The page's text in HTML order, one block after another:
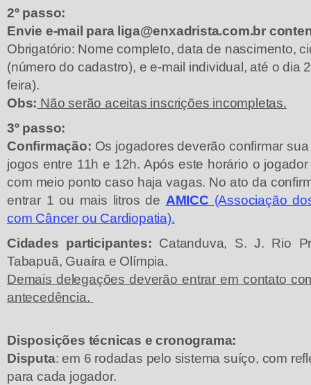
2ºpasso:
Envie e-mail para liga@enxadrista.com.br
Obrigatório: Nome completo, data de nascimento,
(número do cadastro), e e-mail individual, até o dia
feira).
Obs: Não serão aceitas inscrições incompletas.
3ºpasso:
Confirmação: Os jogadores deverão confirmar
jogos entre 11h e 12h. Após este horário o
com meio ponto caso haja vagas. No ato da
entrar 1 ou mais litros de AMICC (Associação
com Câncer ou Cardiopatia).
Cidades participantes: Catanduva, S. J. Rio
Tabapuã, Guaíra e Olímpia.
Demais delegações deverão entrar em contato
antecedência.
Disposições técnicas e cronograma:
Disputa: em 6 rodadas pelo sistema suíço, com
para cada jogador.